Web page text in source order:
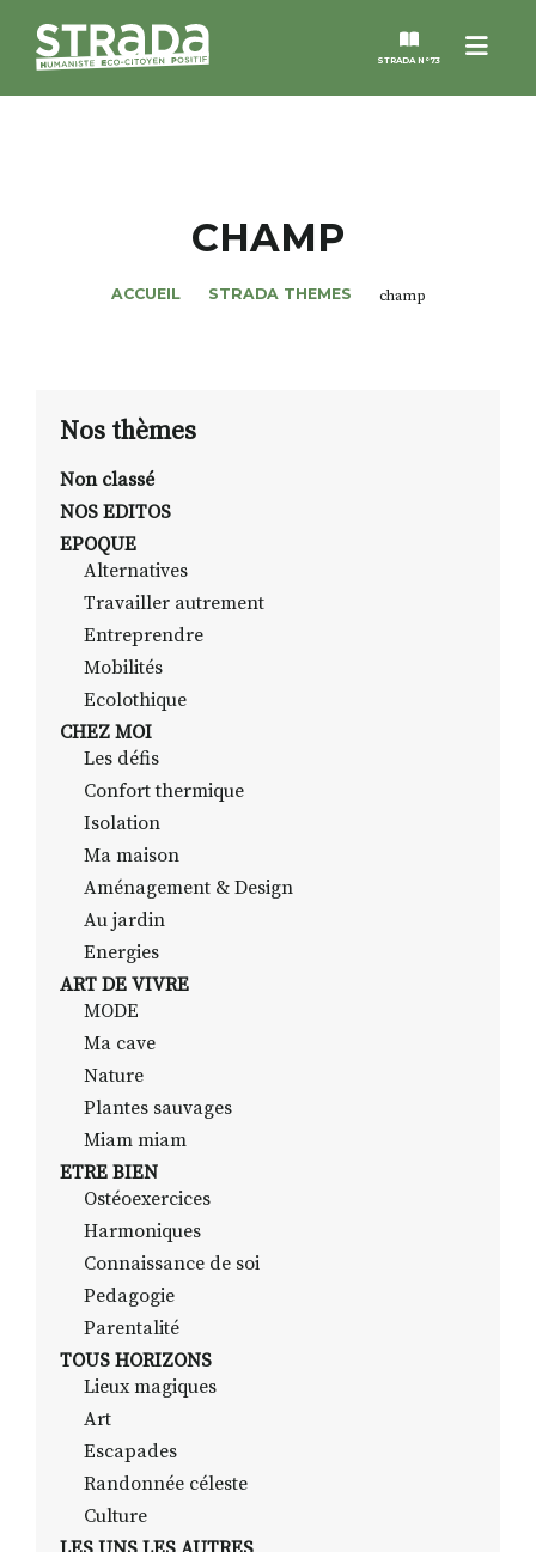
Menu
STRADA N°73
NOS THÈMES
ALTER STRADA
ROSÉE DE MAI
RECHERCHER
CHAMP
ACCUEIL STRADA THEMES champ
Nos thèmes
Non classé
NOS EDITOS
EPOQUE
Alternatives
Travailler autrement
Entreprendre
Mobilités
Ecolothique
CHEZ MOI
Les défis
Confort thermique
Isolation
Ma maison
Aménagement & Design
Au jardin
Energies
ART DE VIVRE
MODE
Ma cave
Nature
Plantes sauvages
Miam miam
ETRE BIEN
Ostéoexercices
Harmoniques
Connaissance de soi
Pedagogie
Parentalité
TOUS HORIZONS
Lieux magiques
Art
Escapades
Randonnée céleste
Culture